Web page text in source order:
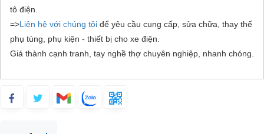
tô điện.
=>Liên hệ với chúng tôi để yêu cầu cung cấp, sửa chữa, thay thế
phụ tùng, phụ kiện - thiết bị cho xe điện.
Giá thành cạnh tranh, tay nghề thợ chuyên nghiệp, nhanh chóng.